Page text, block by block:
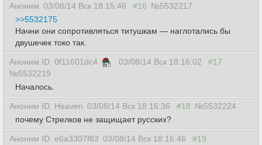
Аноним 03/08/14 Вск 18:15:46 #16 №5532217
>>5532175
Начни они сопротивляться титушкам — наглотались бы
двушечек токо так.
Аноним ID: 0f11601dc4 03/08/14 Вск 18:16:02
#17
№5532219
Началось.
Аноним ID: Heaven 03/08/14 Вск 18:16:36 #18 №5532224
почему Cтрелков не защищает русских?
Аноним ID: e6a3307f83 03/08/14 Вск 18:16:46
#19